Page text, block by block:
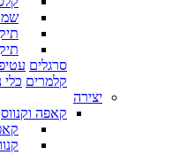
סרגלים
קלמרים כלי
יצירה
קאפה וקנווס